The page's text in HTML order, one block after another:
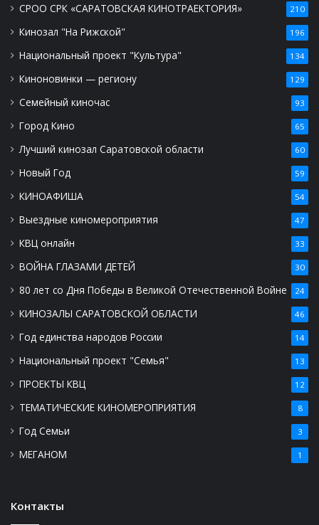
СРОО СРК «САРАТОВСКАЯ КИНОТРАЕКТОРИЯ» 210
Кинозал "На Рижской" 196
Национальный проект "Культура" 134
Киноновинки — региону 129
Семейный киночас 93
Город Кино 65
Лучший кинозал Саратовской области 60
Новый Год 59
КИНОАФИША 54
Выездные киномероприятия 47
КВЦ онлайн 33
ВОЙНА ГЛАЗАМИ ДЕТЕЙ 30
80 лет со Дня Победы в Великой Отечественной Войне 24
КИНОЗАЛЫ САРАТОВСКОЙ ОБЛАСТИ 46
Год единства народов России 14
Национальный проект "Семья" 13
ПРОЕКТЫ КВЦ 12
ТЕМАТИЧЕСКИЕ КИНОМЕРОПРИЯТИЯ 8
Год Семьи 3
МЕГАНОМ 1
Контакты